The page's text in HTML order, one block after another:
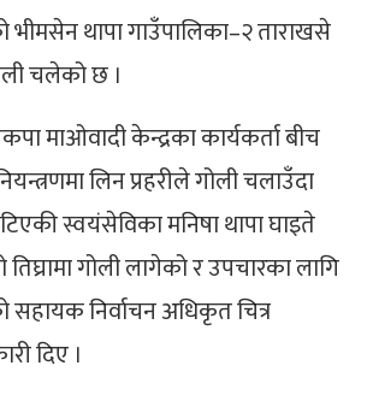
भीमसेन थापा गाउँपालिका–२ ताराखसे
चलेको छ ।
माओवादी केन्द्रका कार्यकर्ता बीच
लिन प्रहरीले गोली चलाउँदा
स्वयंसेविका मनिषा थापा घाइते
गोली लागेको र उपचारका लागि
निर्वाचन अधिकृत चित्र
दिए ।